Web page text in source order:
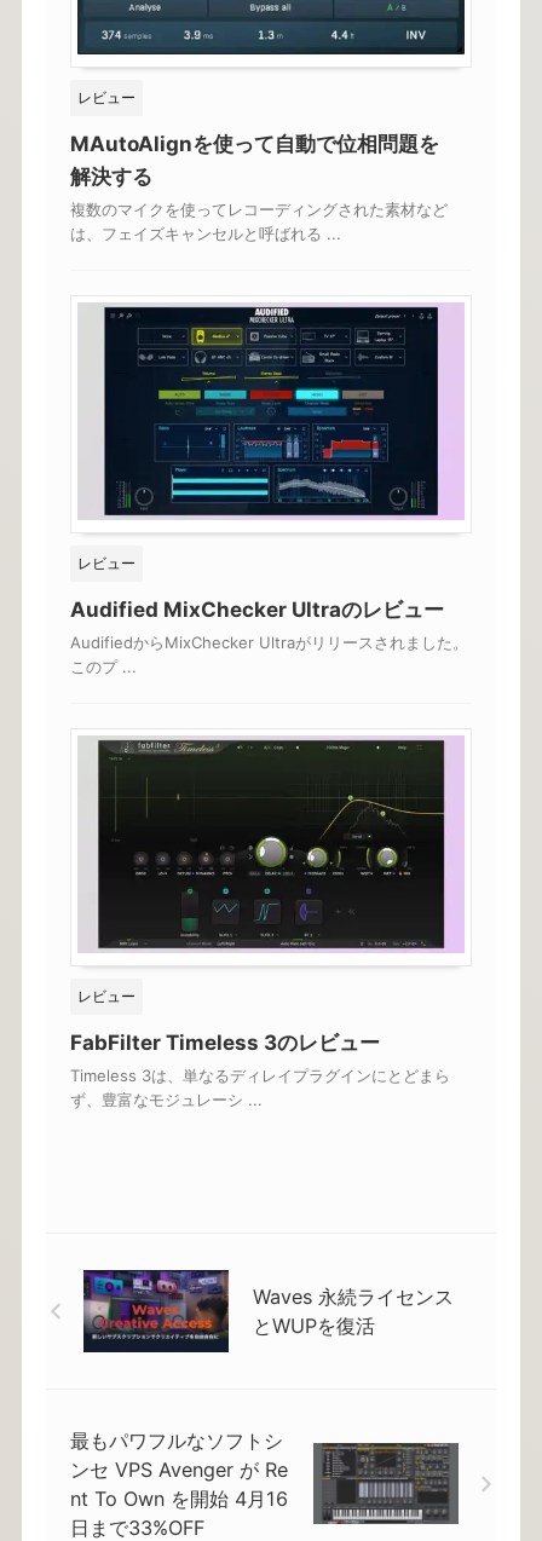
レビュー
MAutoAlignを使って自動で位相問題を
解決する
複数のマイクを使ってレコーディングされた素材など
は、フェイズキャンセルと呼ばれる ...
レビュー
Audified MixChecker Ultraのレビュー
AudifiedからMixChecker Ultraがリリースされました。
このプ ...
レビュー
FabFilter Timeless 3のレビュー
Timeless 3は、単なるディレイプラグインにとどまら
ず、豊富なモジュレーシ ...
Waves 永続ライセンス
とWUPを復活
最もパワフルなソフトシ
ンセ VPS Avenger が Re
nt To Own を開始 4月16
日まで33%OFF